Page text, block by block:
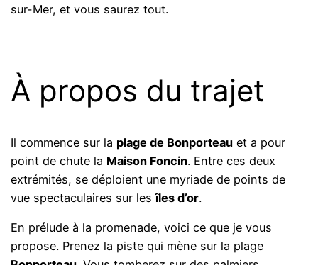
sur-Mer, et vous saurez tout.
À propos du trajet
Il commence sur la plage de Bonporteau et a pour
point de chute la Maison Foncin. Entre ces deux
extrémités, se déploient une myriade de points de
vue spectaculaires sur lesîles d’or.
En prélude à la promenade, voici ce que je vous
propose. Prenez la piste qui mène sur la plage